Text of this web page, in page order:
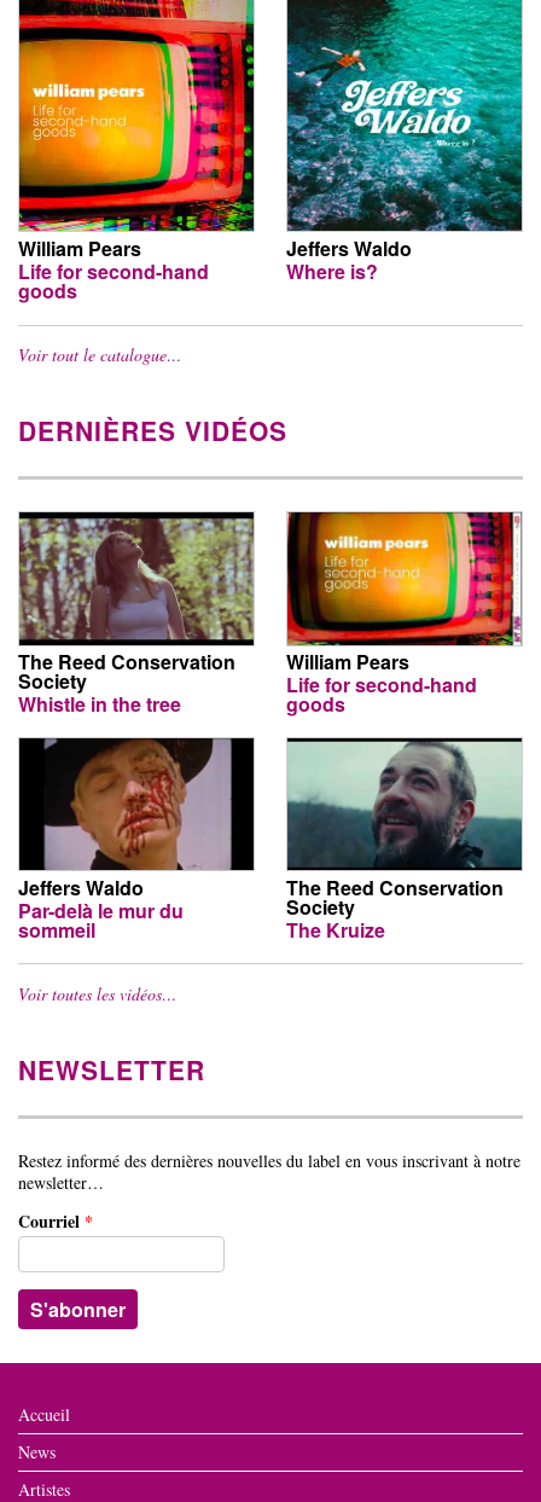
William Pears
Life for second-hand
goods
Jeffers Waldo
Where is?
Voir tout le catalogue…
DERNIÈRES VIDÉOS
The Reed Conservation
Society
Whistle in the tree
William Pears
Life for second-hand
goods
Jeffers Waldo
Par-delà le mur du
sommeil
The Reed Conservation
Society
The Kruize
Voir toutes les vidéos…
NEWSLETTER
Restez informé des dernières nouvelles du label en vous inscrivant à notre
newsletter…
Courriel *
Accueil
News
Artistes